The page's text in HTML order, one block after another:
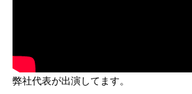
弊社代表が出演してます。